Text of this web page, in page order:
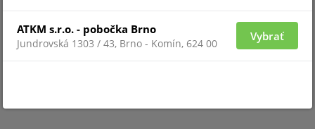
ATKM s.r.o. - pobočka Brno
Jundrovská 1303 / 43, Brno - Komín, 624 00
Vybrať